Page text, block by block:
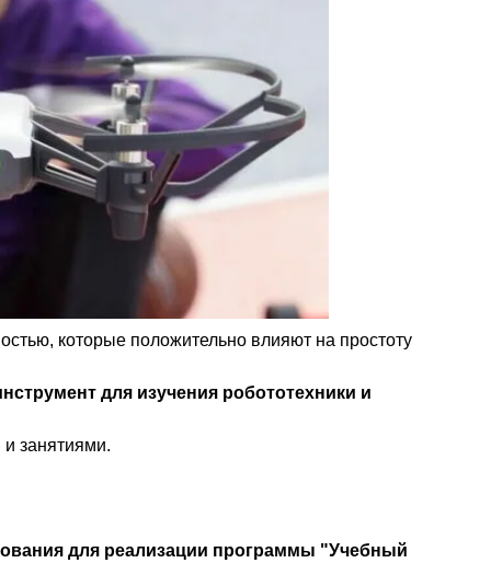
которые положительно влияют на простоту
для изучения робототехники и
занятиями.
для реализации программы "Учебный